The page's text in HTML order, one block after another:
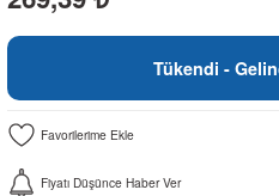
Tükendi -
Fiyatı Düşünce Haber Ver